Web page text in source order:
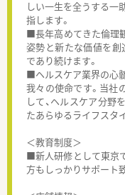
しい一生を全うする一
指します。
■長年高めてきた倫理
姿勢と新たな価値を
であり続けます。
■ヘルスケア業界の心
我々の使命です。当社
して、ヘルスケア分野
たあらゆるライフスタ
＜教育制度＞
■新人研修として東京
方もしっかりサポート